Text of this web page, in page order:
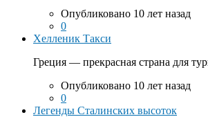
Опубликовано 10 лет назад
0
Хелленик Такси
Греция — прекрасная страна для
Опубликовано 10 лет назад
0
Легенды Сталинских высоток